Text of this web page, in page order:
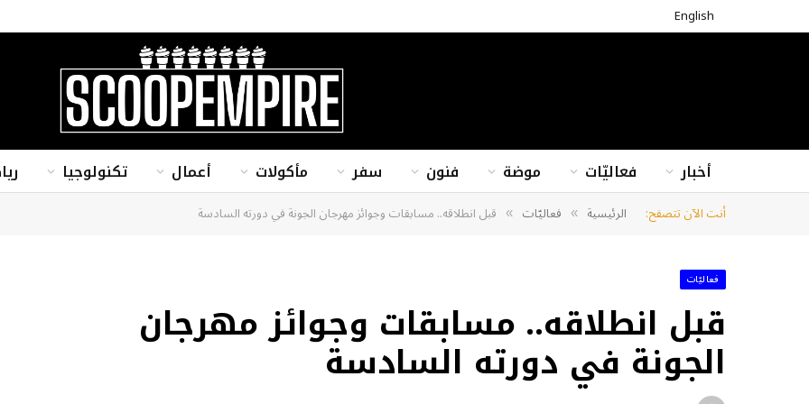
English
أخبار فعاليّات موضة فنون سفر مأكولات أعمال تكنولوجيا
أنت الآن تتصفح: الرئيسية » فعاليّات » قبل انطلاقه.. مسابقات وجوائز مهرجان الجونة في دورته السادسة
فعاليّات
قبل انطلاقه.. مسابقات وجوائز مهرجان
الجونة في دورته السادسة